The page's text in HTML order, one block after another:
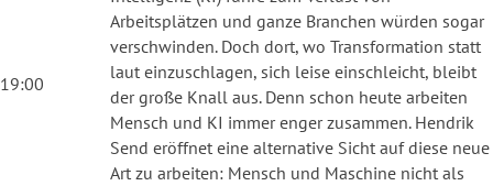
19:00
Arbeitsplätzen und ganze Branchen würden sogar
verschwinden. Doch dort, wo Transformation statt
laut einzuschlagen, sich leise einschleicht, bleibt
der große Knall aus. Denn schon heute arbeiten
Mensch und KI immer enger zusammen. Hendrik
Send eröffnet eine alternative Sicht auf diese neue
Art zu arbeiten: Mensch und Maschine nicht als